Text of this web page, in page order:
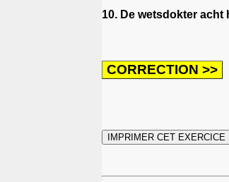
10. De wetsdokter acht